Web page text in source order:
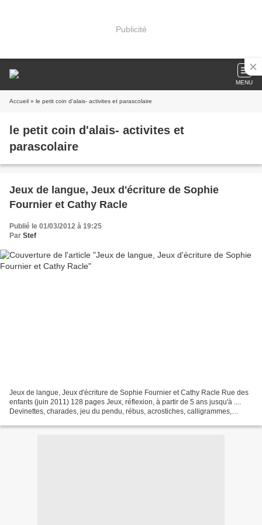
Publicité
MENU
Accueil » le petit coin d'alais- activites et parascolaire
le petit coin d'alais- activites et
parascolaire
Jeux de langue, Jeux d'écriture de Sophie
Fournier et Cathy Racle
Publié le 01/03/2012 à 19:25
Par Stef
Jeux de langue, Jeux d'écriture de Sophie Fournier et Cathy Racle Rue des
enfants (juin 2011) 128 pages Jeux, réflexion, à partir de 5 ans jusqu'à ....
Devinettes, charades, jeu du pendu, rébus, acrostiches, calligrammes,